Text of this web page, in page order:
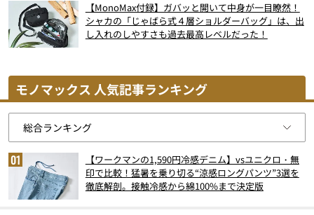
【MonoMax付録】ガバッと開いて中身が一目瞭然！
シャカの「じゃばら式４層ショルダーバッグ」は、出
し入れのしやすさも過去最高レベルだった！
モノマックス 人気記事ランキング
【ワークマンの1,590円冷感デニム】vsユニクロ・無
印で比較！猛暑を乗り切る“涼感ロングパンツ”3選を
徹底解剖。接触冷感から綿100%まで決定版